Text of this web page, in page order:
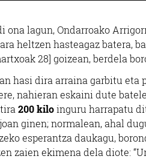
ona lagun, Ondarroako
heltzen hasteagaz batera,
28] goizean, berdela
hasi dira arraina garbitu
nahieran eskaini dute
200 kiloinguru harrapatu
ginen; normalean, ahal
esperantza daukagu,
zaien ekimena dela diote: